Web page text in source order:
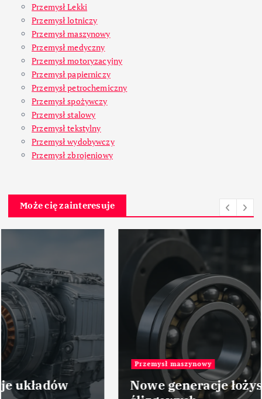
Przemysł Lekki
Przemysł lotniczy
Przemysł maszynowy
Przemysł medyczny
Przemysł motoryzacyjny
Przemysł papierniczy
Przemysł petrochemiczny
Przemysł spożywczy
Przemysł stalowy
Przemysł tekstylny
Przemysł wydobywczy
Przemysł zbrojeniowy
Może cię zainteresuje
Przemysł maszynowy
Nowe generacje łożysk tocznych i